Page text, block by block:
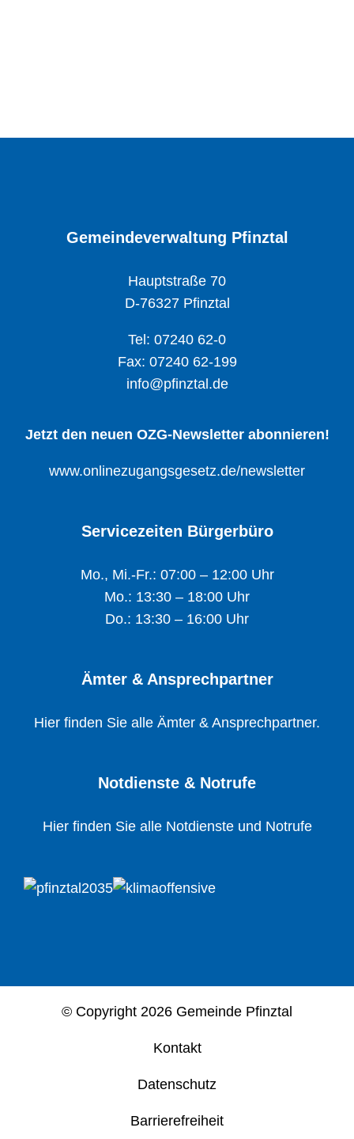
Gemeindeverwaltung Pfinztal
Hauptstraße 70
D-76327 Pfinztal
Tel: 07240 62-0
Fax: 07240 62-199
info@pfinztal.de
Jetzt den neuen OZG-Newsletter abonnieren!
www.onlinezugangsgesetz.de/newsletter
Servicezeiten Bürgerbüro
Mo., Mi.-Fr.: 07:00 – 12:00 Uhr
Mo.: 13:30 – 18:00 Uhr
Do.: 13:30 – 16:00 Uhr
Ämter & Ansprechpartner
Hier finden Sie alle Ämter & Ansprechpartner.
Notdienste & Notrufe
Hier finden Sie alle Notdienste und Notrufe
© Copyright 2026 Gemeinde Pfinztal
Kontakt
Datenschutz
Barrierefreiheit